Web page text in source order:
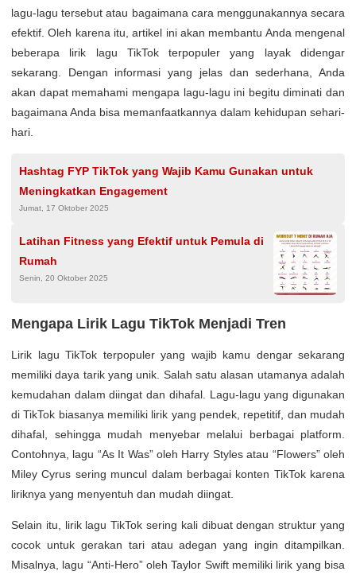
lagu-lagu tersebut atau bagaimana cara menggunakannya secara
efektif. Oleh karena itu, artikel ini akan membantu Anda mengenal
beberapa lirik lagu TikTok terpopuler yang layak didengar
sekarang. Dengan informasi yang jelas dan sederhana, Anda
akan dapat memahami mengapa lagu-lagu ini begitu diminati dan
bagaimana Anda bisa memanfaatkannya dalam kehidupan sehari-
hari.
Hashtag FYP TikTok yang Wajib Kamu Gunakan untuk
Meningkatkan Engagement
Jumat, 17 Oktober 2025
Latihan Fitness yang Efektif untuk Pemula di
Rumah
Senin, 20 Oktober 2025
Mengapa Lirik Lagu TikTok Menjadi Tren
Lirik lagu TikTok terpopuler yang wajib kamu dengar sekarang
memiliki daya tarik yang unik. Salah satu alasan utamanya adalah
kemudahan dalam diingat dan dihafal. Lagu-lagu yang digunakan
di TikTok biasanya memiliki lirik yang pendek, repetitif, dan mudah
dihafal, sehingga mudah menyebar melalui berbagai platform.
Contohnya, lagu “As It Was” oleh Harry Styles atau “Flowers” oleh
Miley Cyrus sering muncul dalam berbagai konten TikTok karena
liriknya yang menyentuh dan mudah diingat.
Selain itu, lirik lagu TikTok sering kali dibuat dengan struktur yang
cocok untuk gerakan tari atau adegan yang ingin ditampilkan.
Misalnya, lagu “Anti-Hero” oleh Taylor Swift memiliki lirik yang bisa